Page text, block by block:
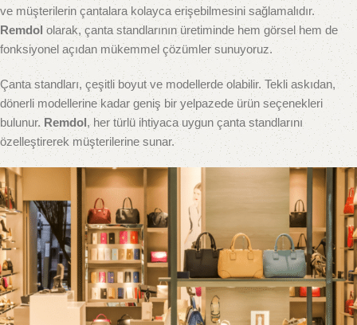
ve müşterilerin çantalara kolayca erişebilmesini sağlamalıdır.
Remdol olarak, çanta standlarının üretiminde hem görsel hem de
fonksiyonel açıdan mükemmel çözümler sunuyoruz.
Çanta standları, çeşitli boyut ve modellerde olabilir. Tekli askıdan,
dönerli modellerine kadar geniş bir yelpazede ürün seçenekleri
bulunur. Remdol, her türlü ihtiyaca uygun çanta standlarını
özelleştirerek müşterilerine sunar.